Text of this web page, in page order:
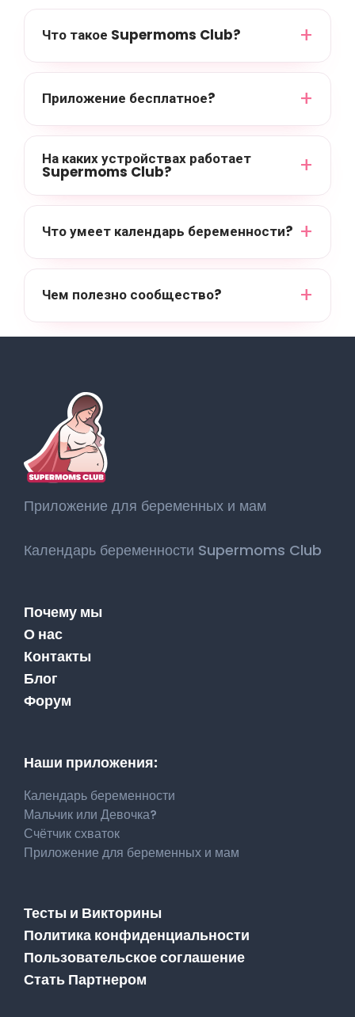
Что такое Supermoms Club?
Приложение бесплатное?
На каких устройствах работает
Supermoms Club?
Что умеет календарь беременности?
Чем полезно сообщество?
Приложение для беременных и мам
Календарь беременности Supermoms Club
Почему мы
О нас
Контакты
Блог
Форум
Наши приложения:
Календарь беременности
Мальчик или Девочка?
Счётчик схваток
Приложение для беременных и мам
Тесты и Викторины
Политика конфиденциальности
Пользовательское соглашение
Стать Партнером